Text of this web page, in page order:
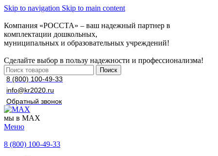
Skip to navigation Skip to main content
Компания «РОССТА» – ваш надежный партнер в
комплектации дошкольных,
муниципальных и образовательных учреждений!
Сделайте выбор в пользу надежности и профессионализма!
Поиск
8 (800) 100-49-33
info@kr2020.ru
Обратный звонок
мы в MAX
Меню
8 (800) 100-49-33